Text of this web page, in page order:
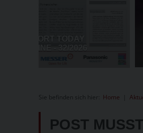
POST-EBIT
PROZENT AUF
Sie befinden sich hier: Home
POST